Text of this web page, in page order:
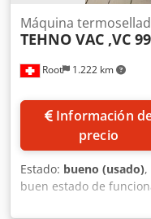
Root 1.222 km
Máquina
TEHNO VAC ,VC
Información de
precio
Estado: bueno (usado)
buen estado de
Hay 4 máquinas para